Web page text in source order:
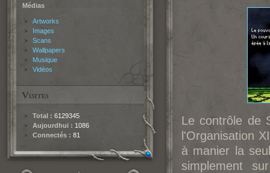
Médias
Artworks
Images
Scans
Wallpapers
Musique
Vidéos
Total : 6129345
Aujourdhui : 1086
Connectés : 81
Le contrôle de
l'Organisation
à manier la
simplement